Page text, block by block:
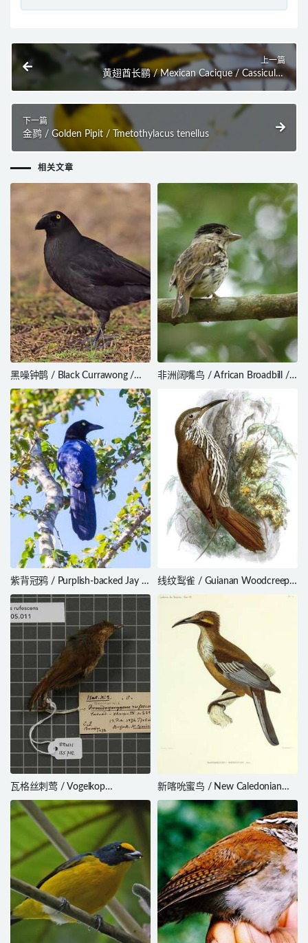
上一篇
黄翅酋长鹂 / Mexican Cacique / Cassiculus
下一篇
金鹨 / Golden Pipit / Tmetothylacus tenellus
相关文章
黑噪钟鹊 / Black Currawong /
Strepera fuliginosa
非洲阔嘴鸟 / African Broadbill /
紫背冠鸦 / Purplish-backed Jay /
Cyanocorax beecheii
线纹䴕雀 / Guianan Woodcreeper
/ Lepidocolaptes albolineatus
瓦格丝刺莺 / Vogelkop
Scrubwren / Aethomyias
rufescens
新喀吮蜜鸟 / New Caledonian
Friarbird / Philemon diemenensis